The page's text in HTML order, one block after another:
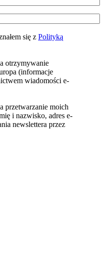
się z Polityką
otrzymywanie
(informacje
wiadomości e-
przetwarzanie moich
i nazwisko, adres e-
newslettera przez